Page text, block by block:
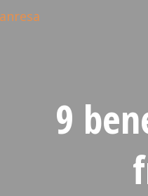
9